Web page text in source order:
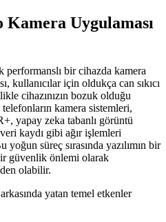
Kamera Uygulaması
bir cihazda kamera
kullanıcılar için oldukça can sıkıcı
cihazınızın bozuk olduğu
kamera sistemleri,
yapay zeka tabanlı görüntü
kaydı gibi ağır işlemleri
süreç sırasında yazılımın bir
güvenlik önlemi olarak
olabilir.
yatan temel etkenler